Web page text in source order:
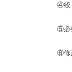
④絞
⑤必
⑥修